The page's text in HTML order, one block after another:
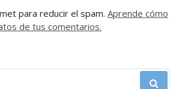
para reducir el spam. Aprende cómo
de tus comentarios.